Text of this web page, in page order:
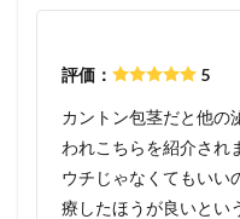
評価： 5
カントン包茎だと他の
われこちらを紹介され
ウチじゃなくてもいい
療したほうが良いとい